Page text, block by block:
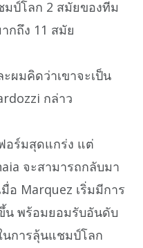
มป์โลก 2 สมัยของทีม
กถึง 11 สมัย
ผมคิดว่าเขาจะเป็น
กล่าว
อร์มสุดแกร่ง แต่
จะสามารถกลับมา
อ Marquez เริ่มมีการ
น พร้อมยอมรับอันดับ
นการลุ้นแชมป์โลก